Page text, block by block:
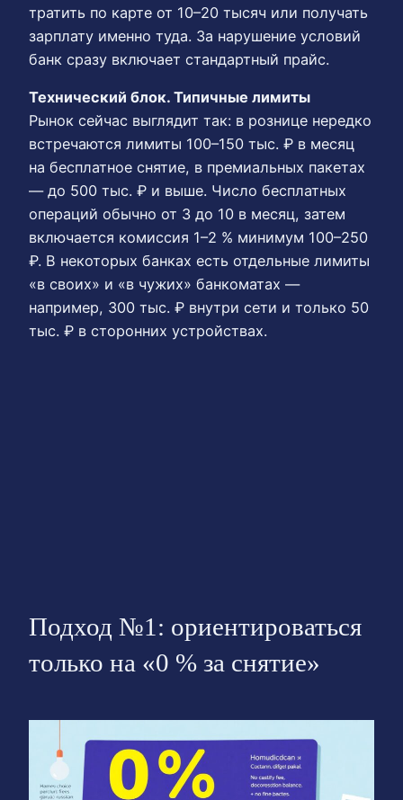
тратить по карте от 10–20 тысяч или получать
зарплату именно туда. За нарушение условий
банк сразу включает стандартный прайс.
Технический блок. Типичные лимиты
Рынок сейчас выглядит так: в рознице нередко
встречаются лимиты 100–150 тыс. ₽ в месяц
на бесплатное снятие, в премиальных пакетах
— до 500 тыс. ₽ и выше. Число бесплатных
операций обычно от 3 до 10 в месяц, затем
включается комиссия 1–2 % минимум 100–250
₽. В некоторых банках есть отдельные лимиты
«в своих» и «в чужих» банкоматах —
например, 300 тыс. ₽ внутри сети и только 50
тыс. ₽ в сторонних устройствах.
Подход №1: ориентироваться
только на «0 % за снятие»